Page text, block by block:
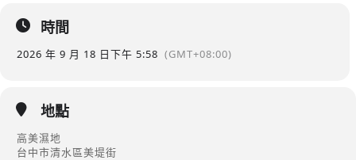
時間
2026 年 9 月 18 日下午 5:58 (GMT+08:00)
地點
高美濕地
台中市清水區美堤街